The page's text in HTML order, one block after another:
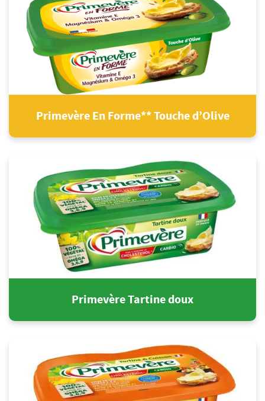
Primevère En Forme** Touche d’Olive
Primevère Tartine doux